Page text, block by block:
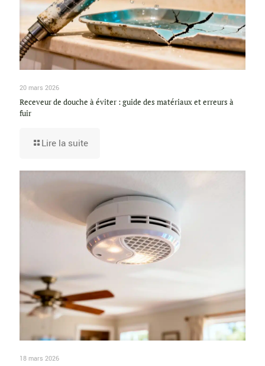
20 mars 2026
Receveur de douche à éviter : guide des matériaux et erreurs à
fuir
Lire la suite
18 mars 2026